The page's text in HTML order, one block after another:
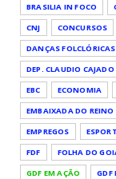
BRASILIA IN FOCO
CNJ
CONCURSOS
DANÇAS FOLCLÓRICAS
DEP. CLAUDIO CAJADO
EBC
ECONOMIA
EMBAIXADA DO
EMPREGOS
FDF
FOLHA DO
GDF EM AÇÃO
GDF